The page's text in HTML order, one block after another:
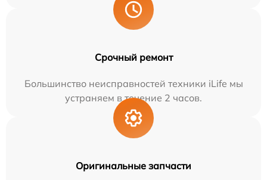
Срочный ремонт
Большинство неисправностей техники iLife мы
устраняем в течение 2 часов.
Оригинальные запчасти